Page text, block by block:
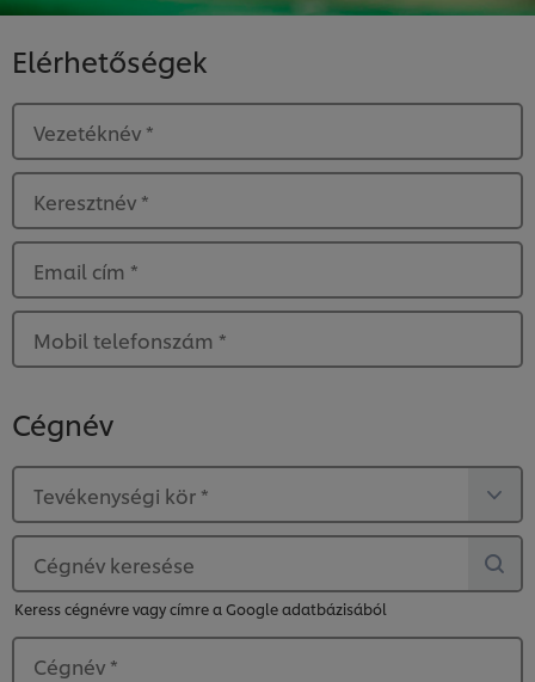
Elérhetőségek
Vezetéknév *
Keresztnév *
Email cím *
Mobil telefonszám *
Cégnév
Tevékenységi kör *
Cégnév keresése
Keress cégnévre vagy címre a Google adatbázisából
Cégnév *